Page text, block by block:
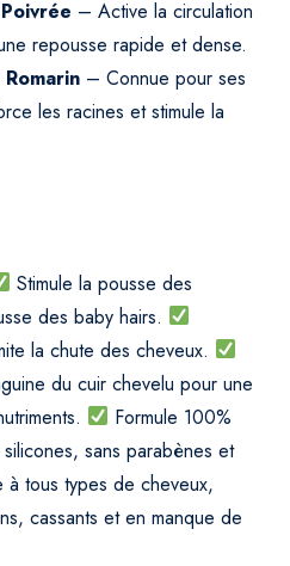
– Active la circulation
repousse rapide et dense.
– Connue pour ses
les racines et stimule la
Stimule la pousse des
des baby hairs.
la chute des cheveux.
du cuir chevelu pour une
Formule 100%
sans parabènes et
à tous types de cheveux,
cassants et en manque de